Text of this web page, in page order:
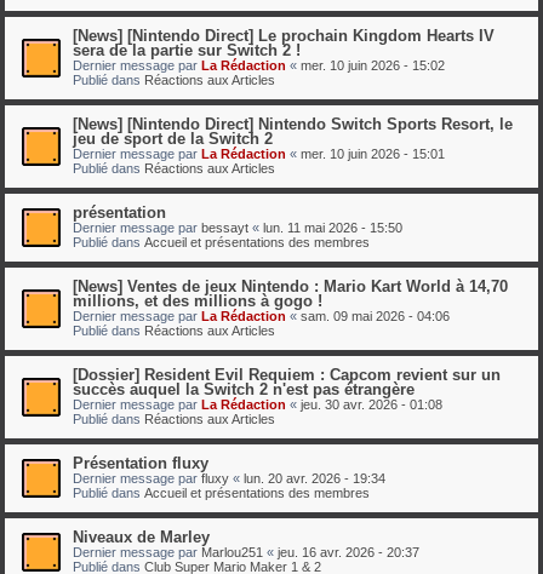
[News] [Nintendo Direct] Le prochain Kingdom Hearts IV
sera de la partie sur Switch 2 !
Dernier message par La Rédaction « mer. 10 juin 2026 - 15:02
Publié dans Réactions aux Articles
[News] [Nintendo Direct] Nintendo Switch Sports Resort, le
jeu de sport de la Switch 2
Dernier message par La Rédaction « mer. 10 juin 2026 - 15:01
Publié dans Réactions aux Articles
présentation
Dernier message par bessayt « lun. 11 mai 2026 - 15:50
Publié dans Accueil et présentations des membres
[News] Ventes de jeux Nintendo : Mario Kart World à 14,70
millions, et des millions à gogo !
Dernier message par La Rédaction « sam. 09 mai 2026 - 04:06
Publié dans Réactions aux Articles
[Dossier] Resident Evil Requiem : Capcom revient sur un
succès auquel la Switch 2 n'est pas étrangère
Dernier message par La Rédaction « jeu. 30 avr. 2026 - 01:08
Publié dans Réactions aux Articles
Présentation fluxy
Dernier message par fluxy « lun. 20 avr. 2026 - 19:34
Publié dans Accueil et présentations des membres
Niveaux de Marley
Dernier message par Marlou251 « jeu. 16 avr. 2026 - 20:37
Publié dans Club Super Mario Maker 1 & 2